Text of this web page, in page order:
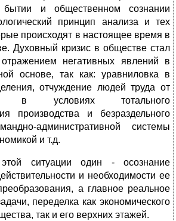
бытии и общественном сознании
принцип анализа и тех
происходят в настоящее время в
Духовный кризис в обществе стал
негативных явлений в
основе, так как: уравниловка в
отчуждение людей труда от
в условиях тотального
производства и безраздельного
административной системы
и т.д.
ситуации один - осознание
и необходимости ее
а главное реальное
переделка как экономического
так и его верхних этажей.